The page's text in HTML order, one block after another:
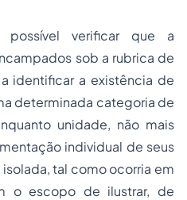
verificar que a
sob a rubrica de
identificar a existência de
determinada categoria de
unidade, não mais
individual de seus
tal como ocorria em
o escopo de ilustrar, de